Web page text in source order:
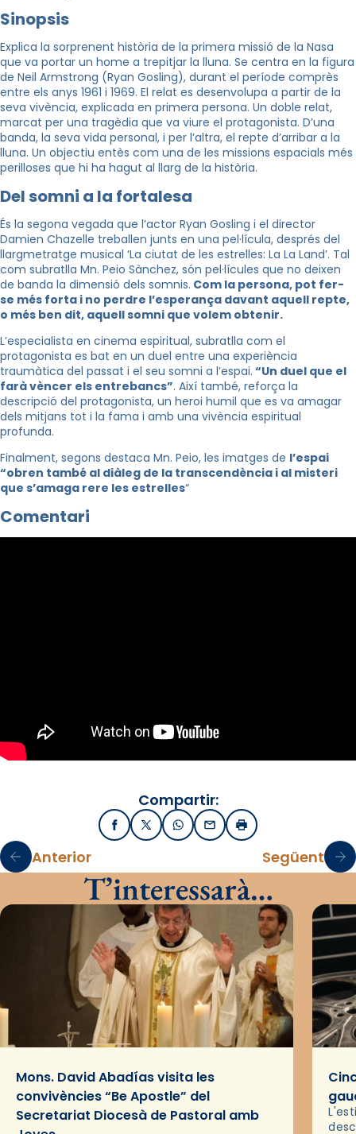
Sinopsis
Explica la sorprenent història de la primera missió de la Nasa
que va portar un home a trepitjar la lluna. Se centra en la figura
de Neil Armstrong (Ryan Gosling), durant el període comprès
entre els anys 1961 i 1969. El relat es desenvolupa a partir de la
seva vivència, explicada en primera persona. Un doble relat,
marcat per una tragèdia que va viure el protagonista. D’una
banda, la seva vida personal, i per l’altra, el repte d’arribar a la
lluna. Un objectiu entès com una de les missions espacials més
perilloses que hi ha hagut al llarg de la història.
Del somni a la fortalesa
És la segona vegada que l’actor Ryan Gosling i el director
Damien Chazelle treballen junts en una pel·lícula, després del
llargmetratge musical ‘La ciutat de les estrelles: La La Land’. Tal
com subratlla Mn. Peio Sànchez, són pel·lícules que no deixen
de banda la dimensió dels somnis. Com la persona, pot fer-
se més forta i no perdre l’esperança davant aquell repte,
o més ben dit, aquell somni que volem obtenir.
L’especialista en cinema espiritual, subratlla com el
protagonista es bat en un duel entre una experiència
traumàtica del passat i el seu somni a l’espai. “Un duel que el
farà vèncer els entrebancs”. Així també, reforça la
descripció del protagonista, un heroi humil que es va amagar
dels mitjans tot i la fama i amb una vivència espiritual
profunda.
Finalment, segons destaca Mn. Peio, les imatges de l’espai
“obren també al diàleg de la transcendència i al misteri
que s’amaga rere les estrelles“
Comentari
Compartir:
FacebookX / TwitterWhatsApp
EmailImprimir
Anterior Següent
T’interessarà…
Mons. David Abadías visita les
convivències “Be Apostle” del
Secretariat Diocesà de Pastoral amb